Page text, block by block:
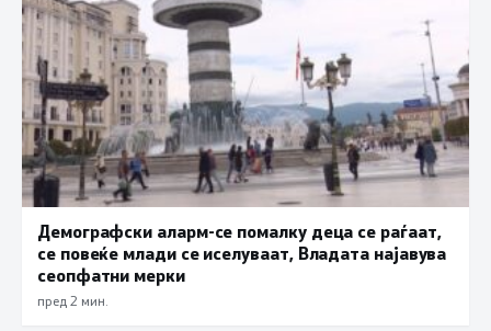
Демографски аларм-се помалку деца се раѓаат,
се повеќе млади се иселуваат, Владата најавува
сеопфатни мерки
пред 2 мин.